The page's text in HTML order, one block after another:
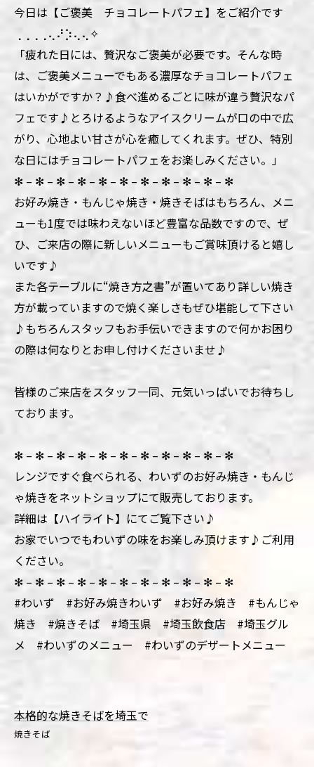
今日は【ご褒美 チョコレートパフェ】をご紹介です
⢀⢀⢀⢀⢄⠜⡱⢄⢄✧
「疲れた日には、贅沢なご褒美が必要です。そんな時
は、ご褒美メニューでもある濃厚なチョコレートパフェ
はいかがですか？♪食べ進めるごとに味が違う贅沢なパ
フェです♪とろけるようなアイスクリームが口の中で広
がり、心地よい甘さが心を癒してくれます。ぜひ、特別
な日にはチョコレートパフェをお楽しみください。」
✻ – ✻ – ✻ – ✻ – ✻ – ✻ – ✻ – ✻ – ✻ – ✻ – ✻
お好み焼き・もんじゃ焼き・焼きそばはもちろん、メニ
ューも1度では味わえないほど豊富な品数ですので、ぜ
ひ、ご来店の際に新しいメニューもご賞味頂けると嬉し
いです♪
また各テーブルに“焼き方之書”が置いてあり詳しい焼き
方が載っていますので焼く楽しさもぜひ堪能して下さい
♪もちろんスタッフもお手伝いできますので何かお困り
の際は何なりとお申し付けくださいませ♪
皆様のご来店をスタッフ一同、元気いっぱいでお待ちし
ております。
✻ – ✻ – ✻ – ✻ – ✻ – ✻ – ✻ – ✻ – ✻ – ✻ – ✻
レンジですぐ食べられる、わいずのお好み焼き・もんじ
ゃ焼きをネットショップにて販売しております。
詳細は【ハイライト】にてご覧下さい♪
お家でいつでもわいずの味をお楽しみ頂けます♪ご利用
ください。
✻ – ✻ – ✻ – ✻ – ✻ – ✻ – ✻ – ✻ – ✻ – ✻ – ✻
#わいず #お好み焼きわいず #お好み焼き #もんじゃ
焼き #焼きそば #埼玉県 #埼玉飲食店 #埼玉グル
メ #わいずのメニュー #わいずのデザートメニュー
本格的な焼きそばを埼玉で
焼きそば